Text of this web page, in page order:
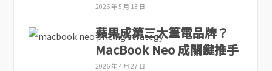
2026 年 5 月 13 日
蘋果成第三大筆電品牌？
MacBook Neo 成關鍵推手
2026 年 4 月 27 日